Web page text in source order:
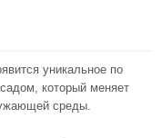
уникальное по
который меняет
среды.